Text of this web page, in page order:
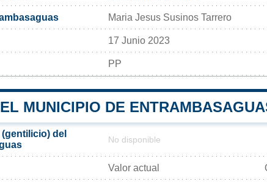
Maria Jesus Susinos Tarrero
17 Junio 2023
PP
MUNICIPIO DE
del
No disponible
Valor actual